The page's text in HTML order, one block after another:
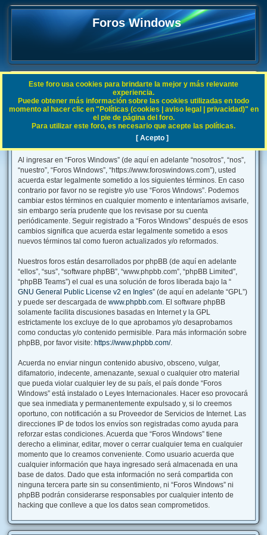
Foros Windows
FAQ
Índice general
B
Foros Windows - Condiciones de uso
Al ingresar en “Foros Windows” (de aquí en adelante “nosotros”, “nos”,
“nuestro”, “Foros Windows”, “https://www.foroswindows.com”), usted
acuerda estar legalmente sometido a los siguientes términos. En caso
contrario por favor no se registre y/o use “Foros Windows”. Podemos
cambiar estos términos en cualquier momento e intentaríamos avisarle,
sin embargo sería prudente que los revisase por su cuenta
periódicamente. Seguir registrado a “Foros Windows” después de esos
cambios significa que acuerda estar legalmente sometido a esos
nuevos términos tal como fueron actualizados y/o reformados.
Nuestros foros están desarrollados por phpBB (de aquí en adelante
“ellos”, “sus”, “software phpBB”, “www.phpbb.com”, “phpBB Limited”,
“phpBB Teams”) el cual es una solución de foros liberada bajo la “
GNU General Public License v2 en Ingles” (de aquí en adelante “GPL”)
y puede ser descargada de www.phpbb.com. El software phpBB
solamente facilita discusiones basadas en Internet y la GPL
estrictamente los excluye de lo que aprobamos y/o desaprobamos
como conductas y/o contenido permisible. Para más información sobre
phpBB, por favor visite: https://www.phpbb.com/.
Acuerda no enviar ningun contenido abusivo, obsceno, vulgar,
difamatorio, indecente, amenazante, sexual o cualquier otro material
que pueda violar cualquier ley de su país, el país donde “Foros
Windows” está instalado o Leyes Internacionales. Hacer eso provocará
que sea inmediata y permanentemente expulsado y, si lo creemos
oportuno, con notificación a su Proveedor de Servicios de Internet. Las
direcciones IP de todos los envíos son registradas como ayuda para
reforzar estas condiciones. Acuerda que “Foros Windows” tiene
derecho a eliminar, editar, mover o cerrar cualquier tema en cualquier
momento que lo creamos conveniente. Como usuario acuerda que
cualquier información que haya ingresado será almacenada en una
base de datos. Dado que esta información no será compartida con
ninguna tercera parte sin su consentimiento, ni “Foros Windows” ni
phpBB podrán considerarse responsables por cualquier intento de
hacking que conlleve a que los datos sean comprometidos.
Este foro usa cookies para brindarte la mejor y más relevante
experiencia.
Puede obtener más información sobre las cookies utilizadas en todo
momento al hacer clic en "Políticas (cookies | aviso legal | privacidad)" en
el pie de página del foro.
Para utilizar este foro, es necesario que acepte las políticas.
[ Acepto ]